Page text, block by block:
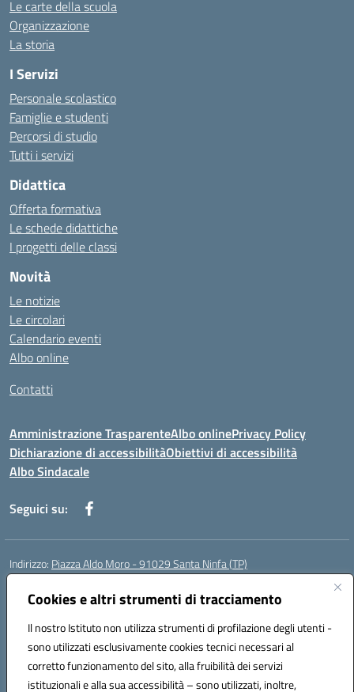
Cookies e altri strumenti di tracciamento
Il nostro Istituto non utilizza strumenti di profilazione degli utenti -
sono utilizzati esclusivamente cookies tecnici necessari al
corretto funzionamento del sito, alla fruibilità dei servizi
istituzionali e alla sua accessibilità – sono utilizzati, inoltre,
Le carte della scuola
Organizzazione
La storia
I Servizi
Personale scolastico
Famiglie e studenti
Percorsi di studio
Tutti i servizi
Didattica
Offerta formativa
Le schede didattiche
I progetti delle classi
Novità
Le notizie
Le circolari
Calendario eventi
Albo online
Contatti
Amministrazione TrasparenteAlbo onlinePrivacy Policy
Dichiarazione di accessibilitàObiettivi di accessibilità
Albo Sindacale
Seguici su:
Indirizzo: Piazza Aldo Moro - 91029 Santa Ninfa (TP)
Centralino:
Posta elettronica certificata (PEC):tpic807004@pec.istruzione.it
Codice fiscale: 81002070811
Codice meccanografico:TPIC807004
Codice Indice delle Pubbliche Amministrazioni (IPA): istsc_tpic807004
Codice unico di fatturazione (CUF): UFLMAN